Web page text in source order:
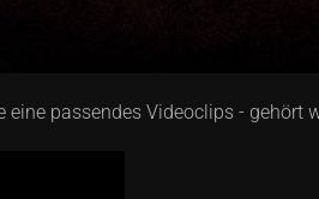
eine passendes Videoclips - gehört